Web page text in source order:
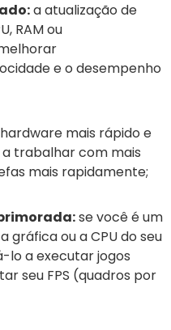
a atualização de
RAM ou
e o desempenho
hardware mais rápido e
trabalhar com mais
mais rapidamente;
se você é um
gráfica ou a CPU do seu
lo a executar jogos
seu FPS (quadros por